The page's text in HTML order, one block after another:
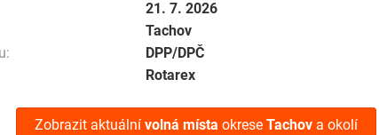
21. 7. 2026
Tachov
DPP/DPČ
Rotarex
Zobrazit aktuální volná místa okrese Tachov a okolí